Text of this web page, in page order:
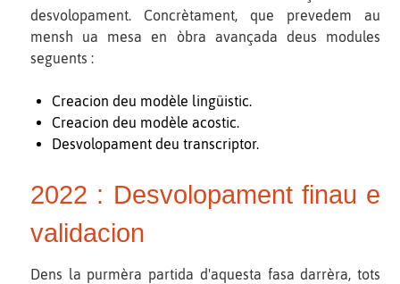
desvolopament. Concrètament, que prevedem au
mensh ua mesa en òbra avançada deus modules
seguents :
Creacion deu modèle lingüistic.
Creacion deu modèle acostic.
Desvolopament deu transcriptor.
2022 : Desvolopament finau e
validacion
Dens la purmèra partida d'aquesta fasa darrèra, tots